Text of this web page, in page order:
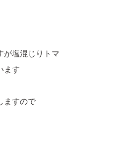
が塩混じりトマ
ます
ますので